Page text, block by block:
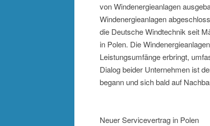
von Windenergieanlagen
Windenergieanlagen
die Deutsche Windtechnik seit
in Polen. Die
Leistungsumfänge erbringt,
Dialog beider Unternehmen ist
begann und sich bald auf
Neuer Servicevertrag in Polen